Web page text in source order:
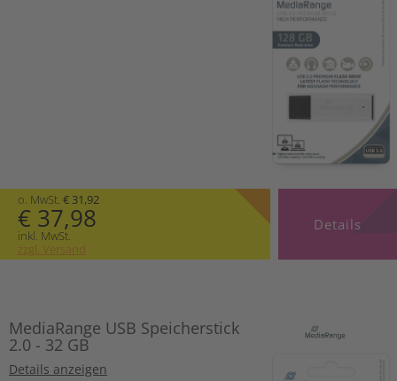
o. MwSt. € 31,92
€ 37,98
inkl. MwSt.
zzgl. Versand
Details
MediaRange USB Speicherstick
2.0 - 32 GB
Details anzeigen